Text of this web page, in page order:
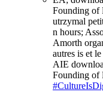
Founding of
utrzymal
n hours;
Amorth
autres is et
AIE
Founding of